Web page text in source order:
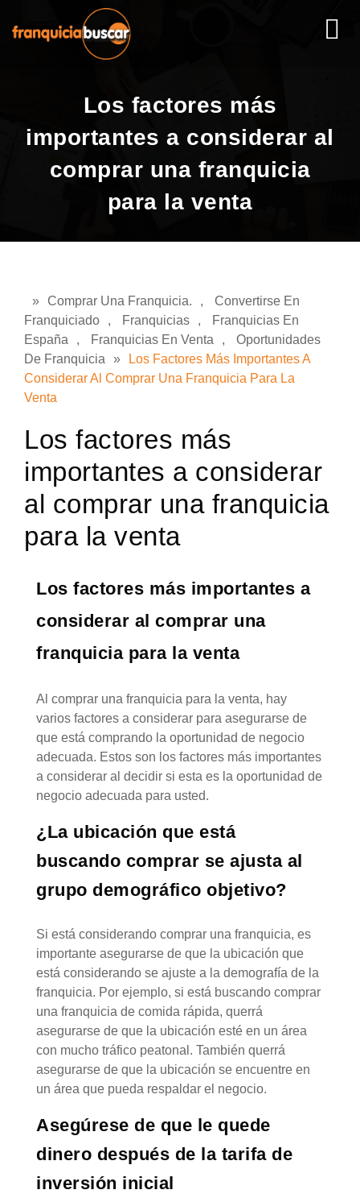
Los factores más
importantes a considerar al
comprar una franquicia
para la venta
» Comprar Una Franquicia. ,
Convertirse En
Franquiciado
, Franquicias ,
Franquicias En
España
, Franquicias En Venta ,
Oportunidades
De Franquicia
»
Los Factores Más Importantes A
Considerar Al Comprar Una Franquicia Para La
Venta
Los factores más
importantes a considerar
al comprar una franquicia
para la venta
Los factores más importantes a
considerar al comprar una
franquicia para la venta
Al comprar una franquicia para la venta, hay
varios factores a considerar para asegurarse de
que está comprando la oportunidad de negocio
adecuada. Estos son los factores más importantes
a considerar al decidir si esta es la oportunidad de
negocio adecuada para usted.
¿La ubicación que está
buscando comprar se ajusta al
grupo demográfico objetivo?
Si está considerando comprar una franquicia, es
importante asegurarse de que la ubicación que
está considerando se ajuste a la demografía de la
franquicia. Por ejemplo, si está buscando comprar
una franquicia de comida rápida, querrá
asegurarse de que la ubicación esté en un área
con mucho tráfico peatonal. También querrá
asegurarse de que la ubicación se encuentre en
un área que pueda respaldar el negocio.
Asegúrese de que le quede
dinero después de la tarifa de
inversión inicial